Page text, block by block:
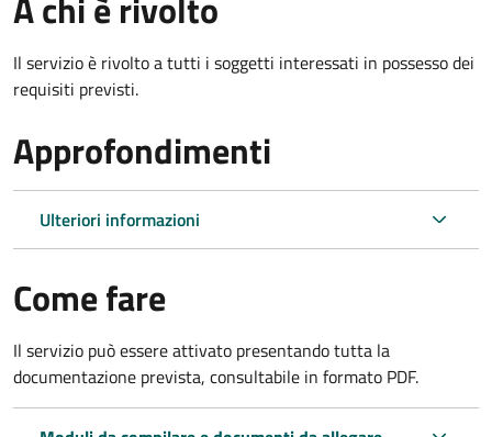
Il servizio è rivolto a tutti i soggetti interessati in possesso dei
requisiti previsti.
Approfondimenti
Ulteriori informazioni
Come fare
Il servizio può essere attivato presentando tutta la
documentazione prevista, consultabile in formato PDF.